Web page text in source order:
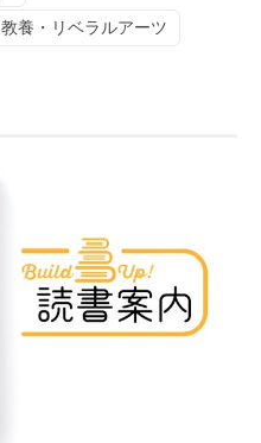
教養・リベラルアーツ